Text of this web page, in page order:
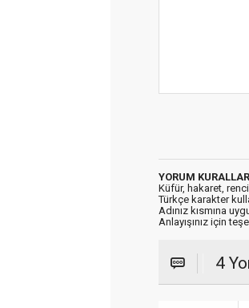
YORUM
Küfür, hakaret,
Türkçe karakter
Adınız kısmına
Anlayışınız için
4